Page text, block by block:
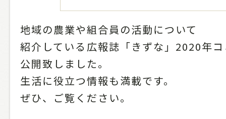
地域の農業や組合員の活動について
紹介している広報誌「きずな」2020年
公開致しました。
生活に役立つ情報も満載です。
ぜひ、ご覧ください。